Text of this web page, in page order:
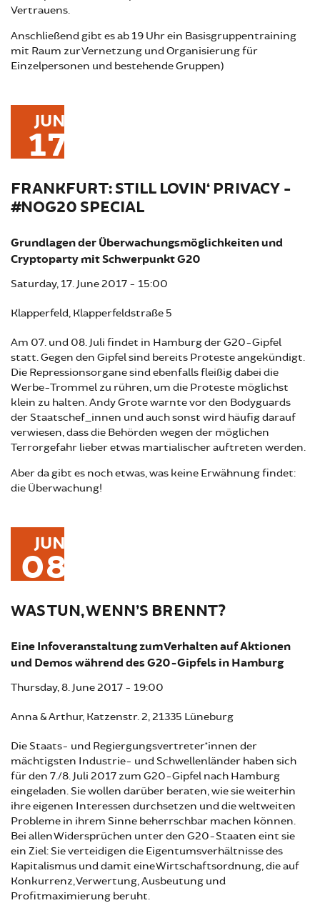
Vertrauens.
Anschließend gibt es ab 19 Uhr ein Basisgruppentraining
mit Raum zur Vernetzung und Organisierung für
Einzelpersonen und bestehende Gruppen)
JUN
17
FRANKFURT: STILL LOVIN‘ PRIVACY -
#NOG20 SPECIAL
Grundlagen der Überwachungsmöglichkeiten und
Cryptoparty mit Schwerpunkt G20
Saturday, 17. June 2017 - 15:00
Klapperfeld, Klapperfeldstraße 5
Am 07. und 08. Juli findet in Hamburg der G20-Gipfel
statt. Gegen den Gipfel sind bereits Proteste angekündigt.
Die Repressionsorgane sind ebenfalls fleißig dabei die
Werbe-Trommel zu rühren, um die Proteste möglichst
klein zu halten. Andy Grote warnte vor den Bodyguards
der Staatschef_innen und auch sonst wird häufig darauf
verwiesen, dass die Behörden wegen der möglichen
Terrorgefahr lieber etwas martialischer auftreten werden.
Aber da gibt es noch etwas, was keine Erwähnung findet:
die Überwachung!
JUN
08
WAS TUN, WENN’S BRENNT?
Eine Infoveranstaltung zum Verhalten auf Aktionen
und Demos während des G20-Gipfels in Hamburg
Thursday, 8. June 2017 - 19:00
Anna & Arthur, Katzenstr. 2, 21335 Lüneburg
Die Staats- und Regiergungsvertreter*innen der
mächtigsten Industrie- und Schwellenländer haben sich
für den 7./8. Juli 2017 zum G20-Gipfel nach Hamburg
eingeladen. Sie wollen darüber beraten, wie sie weiterhin
ihre eigenen Interessen durchsetzen und die weltweiten
Probleme in ihrem Sinne beherrschbar machen können.
Bei allen Widersprüchen unter den G20-Staaten eint sie
ein Ziel: Sie verteidigen die Eigentumsverhältnisse des
Kapitalismus und damit eine Wirtschaftsordnung, die auf
Konkurrenz, Verwertung, Ausbeutung und
Profitmaximierung beruht.